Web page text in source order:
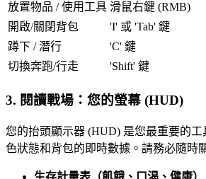
放置物品 / 使用工具 滑鼠右鍵 (RMB)
開啟/關閉背包
'I' 或 'Tab' 鍵
蹲下 / 潛行
'C' 鍵
切換奔跑/行走
'Shift' 鍵
3. 閱讀戰場：您的螢幕 (HUD)
您的抬頭顯示器 (HUD) 是您最重要的工
色狀態和背包的即時數據。請務必隨時
生存計量表（飢餓、口渴、健康）